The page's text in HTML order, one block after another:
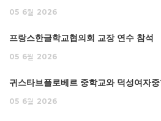
05 6월 2026
프랑스한글학교협의회 교장 연수 참석
05 6월 2026
귀스타브플로베르 중학교와 덕성여자
05 6월 2026